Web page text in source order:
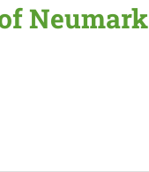
Neumark